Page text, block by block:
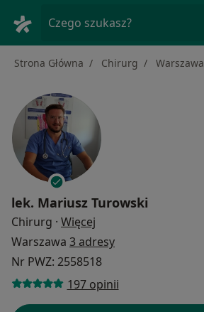
Czego szukasz?
Strona Główna Chirurg Warszawa
lek. Mariusz Turowski
Chirurg · Więcej
Warszawa 3 adresy
Nr PWZ: 2558518
197 opinii